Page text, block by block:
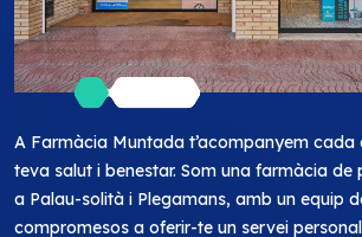
A Farmàcia Muntada t’acompanyem cada
teva salut i benestar. Som una farmàcia
a Palau-solità i Plegamans, amb un equip
compromesos a oferir-te un servei